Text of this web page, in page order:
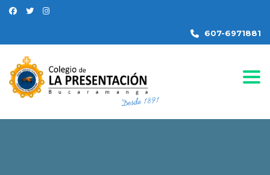
607-6971881